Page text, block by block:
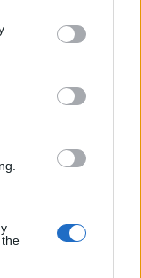
συμβεί σε
. Οι
ό,τι οι
οστού